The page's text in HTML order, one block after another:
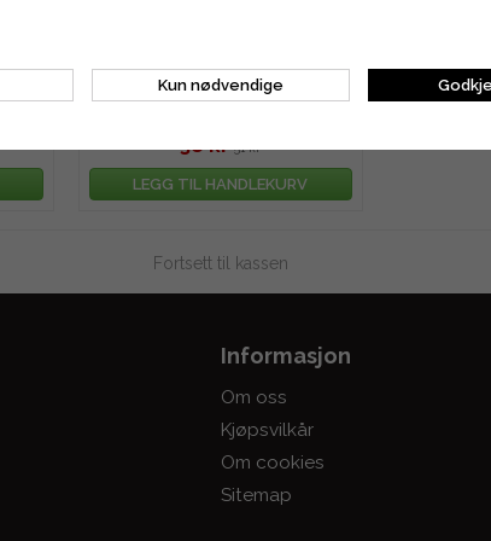
38 kr 51 kr
LEGG TIL HANDLEKURV
Fortsett til kassen
Informasjon
Om oss
Kjøpsvilkår
Om cookies
Sitemap
Kun nødvendige